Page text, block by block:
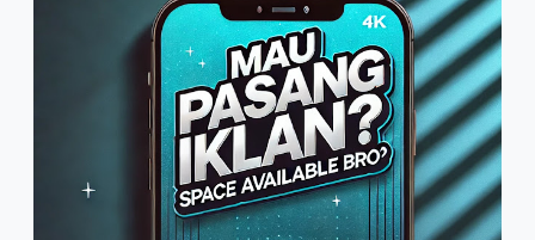
Penggunaan Bahasa Indonesia
2:07
Warga Sambut Baik Himbauan
Wali Kota Jambi Melaksanakan
GORO Massal Serentak
4:10